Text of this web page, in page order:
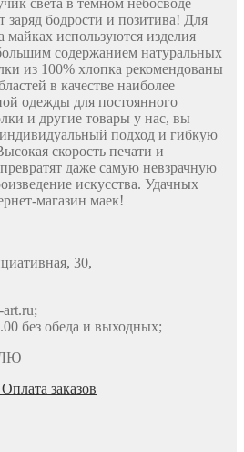
бодрости и позитива! Для
майках используются изделия
содержанием натуральных
из 100% хлопка рекомендованы
в качестве наиболее
одежды для постоянного
и другие товары у нас, вы
подход и гибкую
скорость печати и
даже самую невзрачную
искусства. Удачных
магазин маек!
30,
без обеда и выходных;
заказов